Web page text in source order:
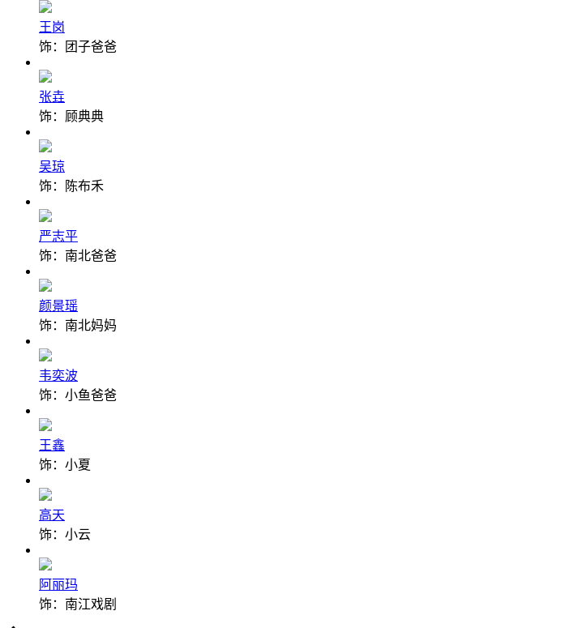
王岗
饰：团子爸爸
张垚
饰：顾典典
吴琼
饰：陈布禾
严志平
饰：南北爸爸
颜景瑶
饰：南北妈妈
韦奕波
饰：小鱼爸爸
王鑫
饰：小夏
高天
饰：小云
阿丽玛
饰：南江戏剧